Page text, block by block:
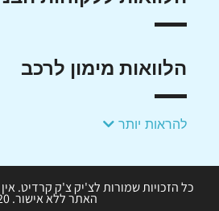
הלוואות מימון לרכב
להראות יותר
כל הזכויות שמורות לצ'יק צ'ק קרדיט.
האתר ללא אישור. 2020.